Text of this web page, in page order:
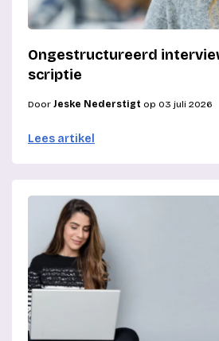
Ongestructureerd
scriptie
Door Jeske Nederstigt op 03 juli 2026
Lees artikel